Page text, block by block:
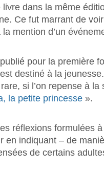
dans la même
Ce fut marrant de
mention d’un
pour la première
destiné à la
si l’on repense à
la petite princesse ».
réflexions formulées
en indiquant – de
de certains